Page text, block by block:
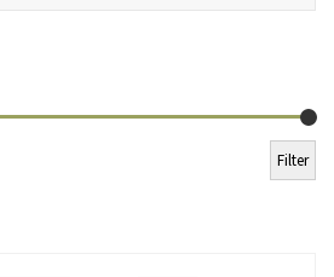
Filter